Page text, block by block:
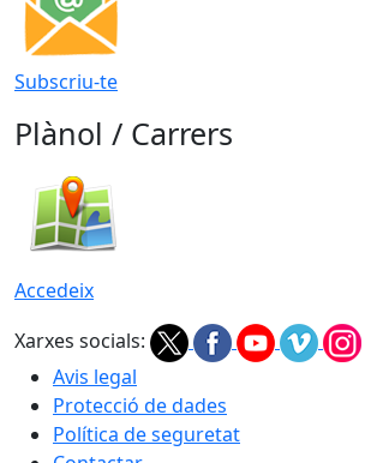
Subscriu-te
Plànol / Carrers
Accedeix
Xarxes socials:
Avis legal
Protecció de dades
Política de seguretat